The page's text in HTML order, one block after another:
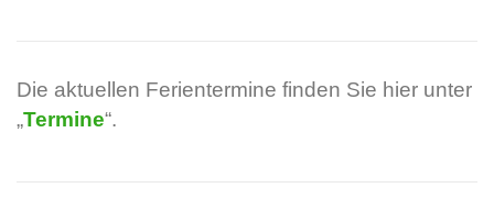
Die aktuellen Ferientermine finden Sie hier unter
„Termine“.